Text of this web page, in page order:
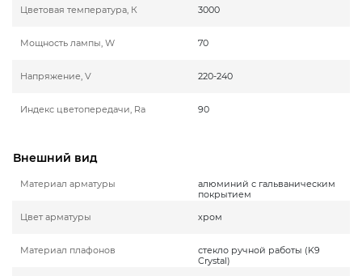
Цветовая температура, К 3000
Мощность лампы, W 70
Напряжение, V 220-240
Индекс цветопередачи, Ra 90
Внешний вид
Материал арматуры
алюминий с гальваническим
покрытием
Цвет арматуры
хром
Материал плафонов
стекло ручной работы (K9
Crystal)